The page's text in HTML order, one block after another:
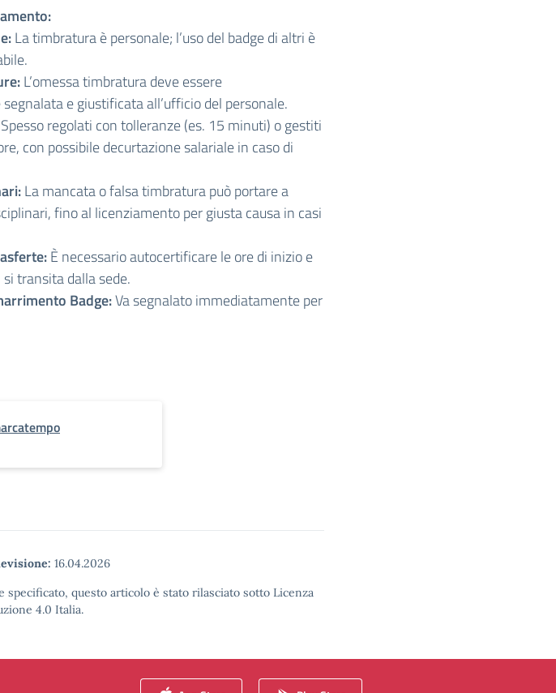
La timbratura è personale; l’uso del badge di altri è
L’omessa timbratura deve essere
e giustificata all’ufficio del personale.
Spesso regolati con tolleranze (es. 15 minuti) o gestiti
con possibile decurtazione salariale in caso di
La mancata o falsa timbratura può portare a
fino al licenziamento per giusta causa in casi
È necessario autocertificare le ore di inizio e
transita dalla sede.
Badge:Va segnalato immediatamente per
16.04.2026
specificato, questo articolo è stato rilasciato sotto Licenza
4.0 Italia.